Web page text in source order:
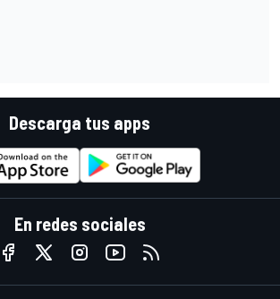
Descarga tus apps
En redes sociales